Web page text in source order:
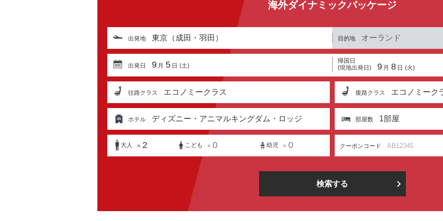
海外ダイナミックパッケージ
出発地 東京（成田・羽田） 目的地 オーランド
出発日 9 月 5 日 (土)
帰国日
(現地出発日)
9 月 8 日 (火)
往路クラス エコノミークラス 復路クラス エコノミーク
ホテル ディズニー・アニマルキングダム・ロッジ 部屋数 1部屋
大人 × 2 こども × 0 幼児 × 0 クーポンコード
検索する